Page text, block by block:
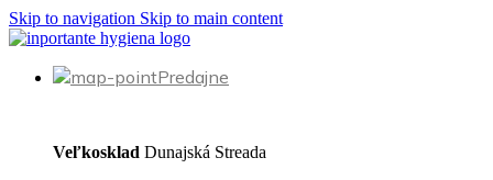
Skip to navigation Skip to main content
Predajne
Veľkosklad Dunajská Streada